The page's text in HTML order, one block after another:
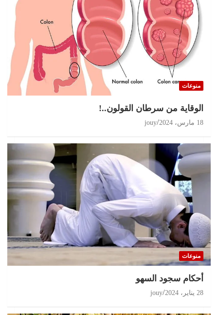
منوعات
الوقاية من سرطان القولون..!
18 مارس، 2024 jouy
منوعات
أحكام سجود السهو
28 يناير، 2024 jouy